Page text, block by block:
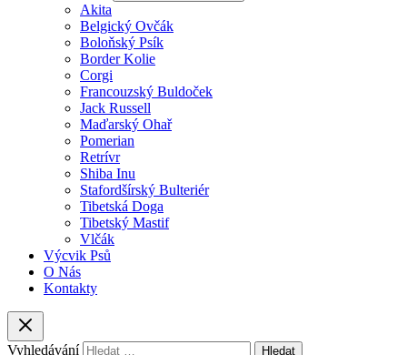
Akita
Belgický Ovčák
Boloňský Psík
Border Kolie
Corgi
Francouzský Buldoček
Jack Russell
Maďarský Ohař
Pomerian
Retrívr
Shiba Inu
Stafordšírský Bulteriér
Tibetská Doga
Tibetský Mastif
Vlčák
Výcvik Psů
O Nás
Kontakty
Vyhledávání